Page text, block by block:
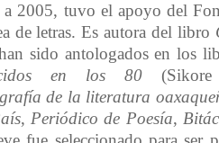
2005, tuvo el apoyo del
de letras. Es autora del libro
sido antologados en los
en los 80(Sikore
de la literatura
,Periódico de Poesía,